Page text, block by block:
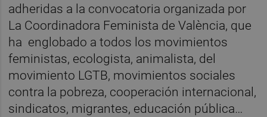
adheridas a la convocatoria organizada por
La Coordinadora Feminista de València, que
ha englobado a todos los movimientos
feministas, ecologista, animalista, del
movimiento LGTB, movimientos sociales
contra la pobreza, cooperación internacional,
sindicatos, migrantes, educación pública…